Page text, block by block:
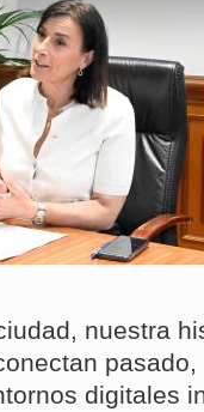
nuestra
digitales